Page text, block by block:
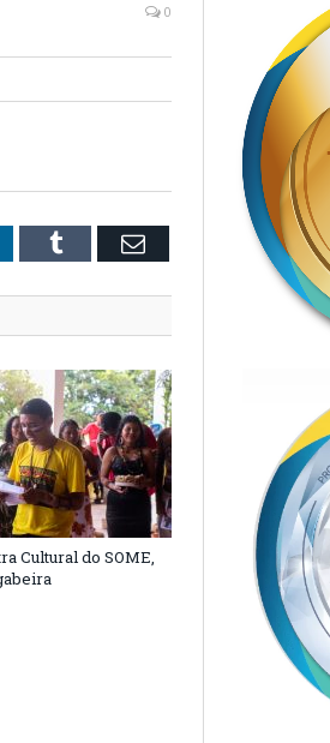
0
Tumblr Email
Cultural do SOME,